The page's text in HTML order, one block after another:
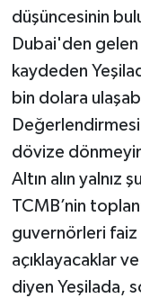
düşüncesinin
Dubai'den gelen
kaydeden
bin dolara
dövize
Altın alın yalnız
TCMB’nin
guvernörleri
açıklayacaklar
diyen Yeşilada,